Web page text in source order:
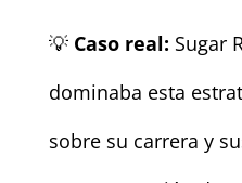
💡 Caso real: Sugar
dominaba esta
sobre su carrera y